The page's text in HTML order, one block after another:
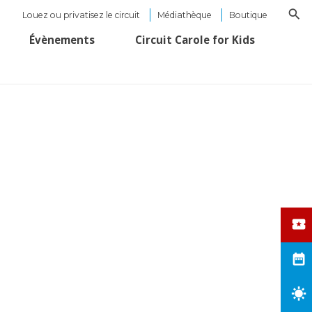
Louez ou privatisez le circuit Médiathèque Boutique
Évènements Circuit Carole for Kids